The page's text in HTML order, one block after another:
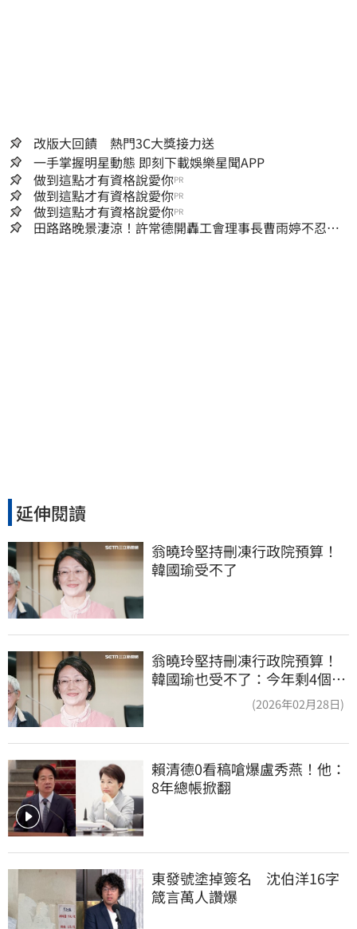
改版大回饋 熱門3C大獎接力送
一手掌握明星動態 即刻下載娛樂星聞APP
做到這點才有資格說愛你PR
做到這點才有資格說愛你PR
做到這點才有資格說愛你PR
田路路晚景淒涼！許常德開轟工會理事長曹雨婷不忍
延伸閱讀
翁曉玲堅持刪凍行政院預算！
韓國瑜受不了
翁曉玲堅持刪凍行政院預算！
韓國瑜也受不了：今年剩4個月
(2026年02月28日)
賴清德0看稿嗆爆盧秀燕！他：
8年總帳掀翻
東發號塗掉簽名　沈伯洋16字
箴言萬人讚爆